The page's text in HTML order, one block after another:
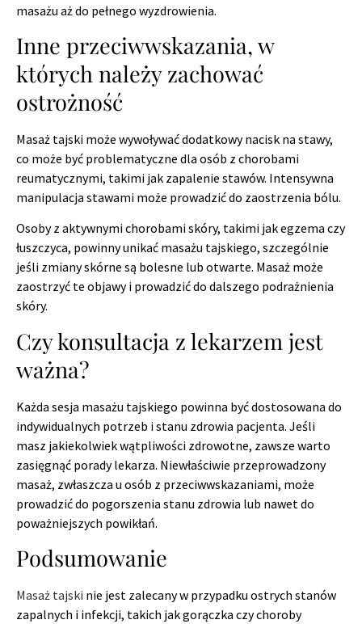
masażu aż do pełnego wyzdrowienia.
Inne przeciwwskazania, w
których należy zachować
ostrożność
Masaż tajski może wywoływać dodatkowy nacisk na stawy,
co może być problematyczne dla osób z chorobami
reumatycznymi, takimi jak zapalenie stawów. Intensywna
manipulacja stawami może prowadzić do zaostrzenia bólu.
Osoby z aktywnymi chorobami skóry, takimi jak egzema czy
łuszczyca, powinny unikać masażu tajskiego, szczególnie
jeśli zmiany skórne są bolesne lub otwarte. Masaż może
zaostrzyć te objawy i prowadzić do dalszego podrażnienia
skóry.
Czy konsultacja z lekarzem jest
ważna?
Każda sesja masażu tajskiego powinna być dostosowana do
indywidualnych potrzeb i stanu zdrowia pacjenta. Jeśli
masz jakiekolwiek wątpliwości zdrowotne, zawsze warto
zasięgnąć porady lekarza. Niewłaściwie przeprowadzony
masaż, zwłaszcza u osób z przeciwwskazaniami, może
prowadzić do pogorszenia stanu zdrowia lub nawet do
poważniejszych powikłań.
Podsumowanie
Masaż tajski nie jest zalecany w przypadku ostrych stanów
zapalnych i infekcji, takich jak gorączka czy choroby